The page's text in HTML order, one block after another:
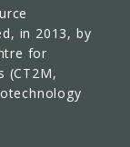
in 2013, by
for
(CT2M,